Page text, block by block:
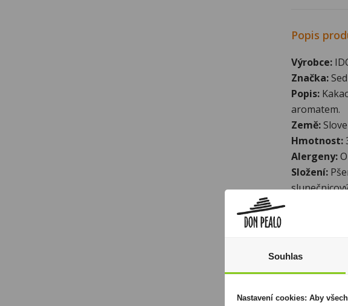
Popis
Výrobce:
Značka:
Popis:
aromatem.
Země:
Hmotnost:
Alergeny:
Složení:
tuku 6%,
sójová
0,5%,
aroma
Souhlas
Nastavení cookies: Aby